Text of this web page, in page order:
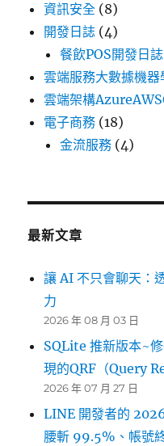
資訊安全 (8)
開發日誌 (4)
餐飲POS開發日誌
雲端服務大數據機器
雲端架構
電子商務 (18)
金流服務 (4)
最新文章
讓 AI 不只會聊天：
力
2026 年 08 月 03 日
SQLite 推新版本~
現的QRF（Query
2026 年 07 月 27 日
LINE 開發者的
腰斬 99.5%、帳號